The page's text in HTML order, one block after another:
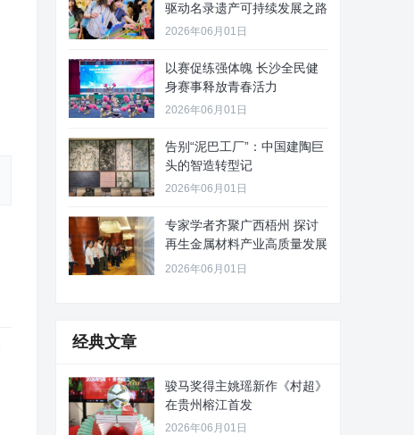
驱动名录遗产可持续发展之路
2026年06月01日
以赛促练强体魄 长沙全民健
身赛事释放青春活力
2026年06月01日
告别“泥巴工厂”：中国建陶巨
头的智造转型记
2026年06月01日
专家学者齐聚广西梧州 探讨
再生金属材料产业高质量发展
路径
2026年06月01日
经典文章
骏马奖得主姚瑶新作《村超》
在贵州榕江首发
2026年06月01日